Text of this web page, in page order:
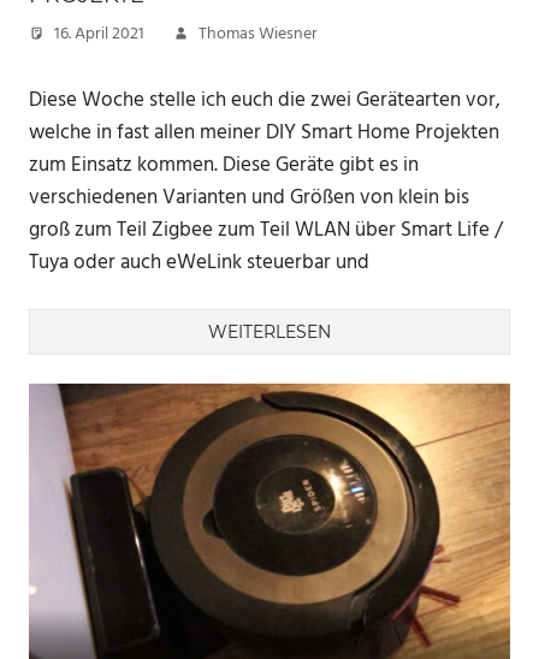
16. April 2021 Thomas Wiesner
Diese Woche stelle ich euch die zwei Gerätearten vor,
welche in fast allen meiner DIY Smart Home Projekten
zum Einsatz kommen. Diese Geräte gibt es in
verschiedenen Varianten und Größen von klein bis
groß zum Teil Zigbee zum Teil WLAN über Smart Life /
Tuya oder auch eWeLink steuerbar und
WEITERLESEN